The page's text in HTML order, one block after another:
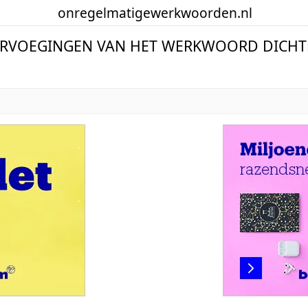
onregelmatigewerkwoorden.nl
VAN HET WERKWOORD